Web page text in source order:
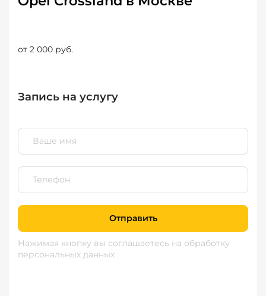
от 2 000 руб.
Запись на услугу
Отправить
Нажимая кнопку вы соглашаетесь на обработку
персональных данных